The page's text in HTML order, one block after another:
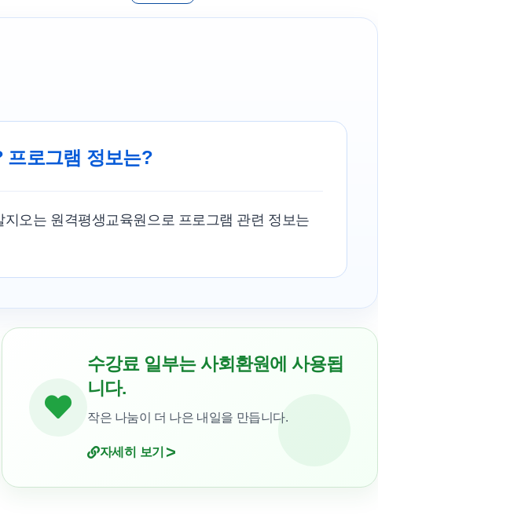
프로그램 정보는?
오는 원격평생교육원으로 프로그램 관련 정보는
수강료 일부는 사회환원에 사용됩
니다.
작은 나눔이 더 나은 내일을 만듭니다.
자세히 보기 >